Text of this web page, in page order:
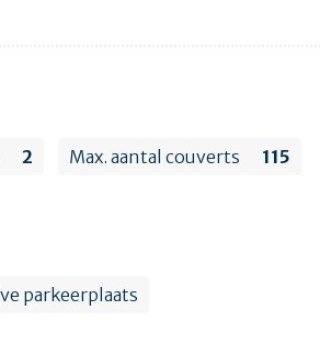
2 Max. aantal couverts 115
parkeerplaats